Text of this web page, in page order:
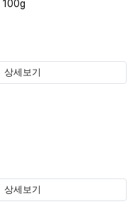
100g
상세보기
상세보기